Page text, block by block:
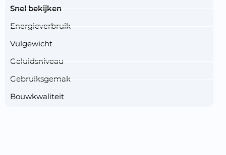
Snel bekijken
Energieverbruik
Vulgewicht
Geluidsniveau
Gebruiksgemak
Bouwkwaliteit